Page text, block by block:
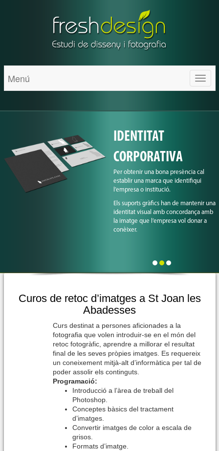
Menú
IDENTITAT
CORPORATIVA
Per obtenir una bona presència cal
establir una marca que identifiqui
l’empresa o institució.
Els suports gràfics han de mantenir una
identitat visual amb concordança amb
la imatge que l’empresa vol donar a
conèixer.
Curos de retoc d’imatges a St Joan les
Abadesses
Curs destinat a persones aficionades a la
fotografia que volen introduir-se en el món del
retoc fotogràfic, aprendre a millorar el resultat
final de les seves pròpies imatges. Es requereix
un coneixement mitjà-alt d’informàtica per tal de
poder assolir els continguts.
Programació:
Introducció a l’àrea de treball del
Photoshop.
Conceptes bàsics del tractament
d’imatges.
Convertir imatges de color a escala de
grisos.
Formats d’imatge.